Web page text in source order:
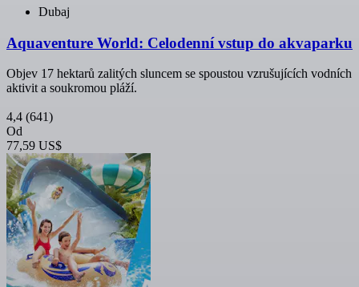
Dubaj
Aquaventure World: Celodenní vstup do akvaparku
Objev 17 hektarů zalitých sluncem se spoustou vzrušujících vodních
aktivit a soukromou pláží.
4,4 (641)
Od
77,59 US$